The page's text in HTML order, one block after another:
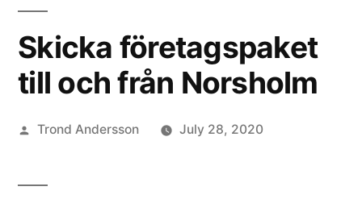
Skicka företagspaket
till och från Norsholm
Posted
Trond Andersson July 28, 2020